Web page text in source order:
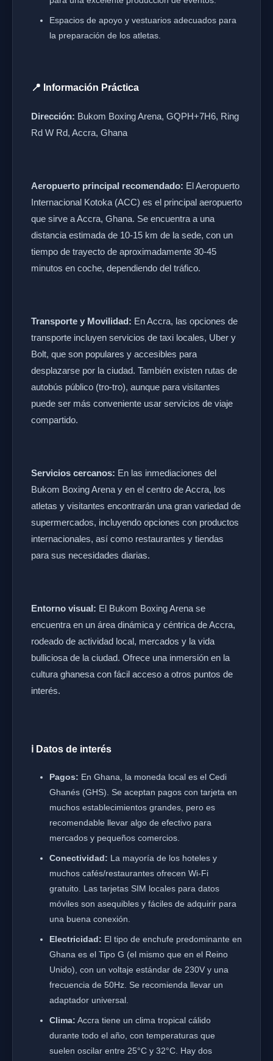
Espacios de apoyo y vestuarios adecuados para
la preparación de los atletas.
📍 Información Práctica
Dirección: Bukom Boxing Arena, GQPH+7H6, Ring
Rd W Rd, Accra, Ghana
Aeropuerto principal recomendado: El Aeropuerto
Internacional Kotoka (ACC) es el principal aeropuerto
que sirve a Accra, Ghana. Se encuentra a una
distancia estimada de 10-15 km de la sede, con un
tiempo de trayecto de aproximadamente 30-45
minutos en coche, dependiendo del tráfico.
Transporte y Movilidad: En Accra, las opciones de
transporte incluyen servicios de taxi locales, Uber y
Bolt, que son populares y accesibles para
desplazarse por la ciudad. También existen rutas de
autobús público (tro-tro), aunque para visitantes
puede ser más conveniente usar servicios de viaje
compartido.
Servicios cercanos: En las inmediaciones del
Bukom Boxing Arena y en el centro de Accra, los
atletas y visitantes encontrarán una gran variedad de
supermercados, incluyendo opciones con productos
internacionales, así como restaurantes y tiendas
para sus necesidades diarias.
Entorno visual: El Bukom Boxing Arena se
encuentra en un área dinámica y céntrica de Accra,
rodeado de actividad local, mercados y la vida
bulliciosa de la ciudad. Ofrece una inmersión en la
cultura ghanesa con fácil acceso a otros puntos de
interés.
ℹ️ Datos de interés
Pagos: En Ghana, la moneda local es el Cedi
Ghanés (GHS). Se aceptan pagos con tarjeta en
muchos establecimientos grandes, pero es
recomendable llevar algo de efectivo para
mercados y pequeños comercios.
Conectividad: La mayoría de los hoteles y
muchos cafés/restaurantes ofrecen Wi-Fi
gratuito. Las tarjetas SIM locales para datos
móviles son asequibles y fáciles de adquirir para
una buena conexión.
Electricidad: El tipo de enchufe predominante en
Ghana es el Tipo G (el mismo que en el Reino
Unido), con un voltaje estándar de 230V y una
frecuencia de 50Hz. Se recomienda llevar un
adaptador universal.
Clima: Accra tiene un clima tropical cálido
durante todo el año, con temperaturas que
suelen oscilar entre 25°C y 32°C. Hay dos